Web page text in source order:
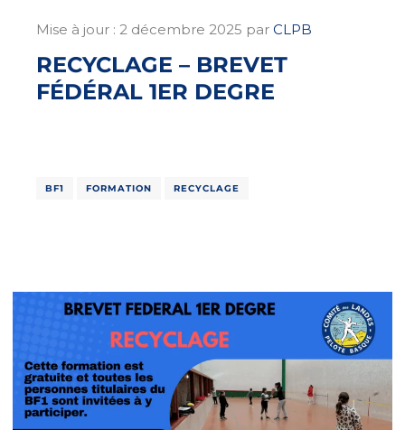
Mise à jour : 2 décembre 2025 par CLPB
RECYCLAGE – BREVET
FÉDÉRAL 1ER DEGRE
BF1 FORMATION RECYCLAGE